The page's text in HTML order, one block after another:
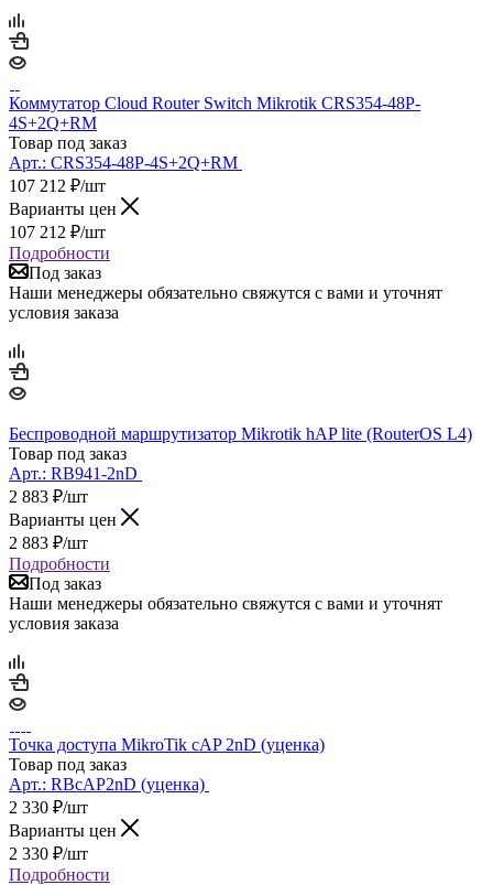
Коммутатор Cloud Router Switch Mikrotik CRS354-48P-
4S+2Q+RM
Товар под заказ
Арт.: CRS354-48P-4S+2Q+RM
107 212 ₽/шт
Варианты цен
107 212 ₽/шт
Подробности
Под заказ
Наши менеджеры обязательно свяжутся с вами и уточнят
условия заказа
Беспроводной маршрутизатор Mikrotik hAP lite (RouterOS L4)
Товар под заказ
Арт.: RB941-2nD
2 883 ₽/шт
Варианты цен
2 883 ₽/шт
Подробности
Под заказ
Наши менеджеры обязательно свяжутся с вами и уточнят
условия заказа
Точка доступа MikroTik cAP 2nD (уценка)
Товар под заказ
Арт.: RBcAP2nD (уценка)
2 330 ₽/шт
Варианты цен
2 330 ₽/шт
Подробности